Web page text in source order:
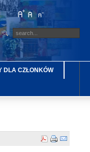
DLA CZŁONKÓW